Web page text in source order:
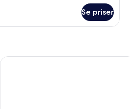
Se priser
Aria Palace by OMNIA Hotels